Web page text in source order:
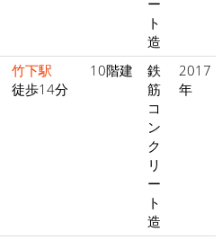
ー
ト
造
竹下駅
徒歩14分
10階建
鉄
筋
コ
ン
ク
リ
ー
ト
造
2017
年